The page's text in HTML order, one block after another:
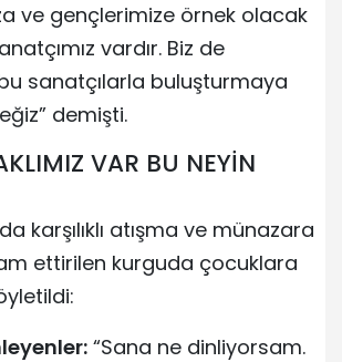
ve gençlerimize örnek olacak
vardır. Biz de
sanatçılarla buluşturmaya
demişti.
VAR BU NEYİN
karşılıklı atışma ve münazara
ettirilen kurguda çocuklara
“Sana ne dinliyorsam.